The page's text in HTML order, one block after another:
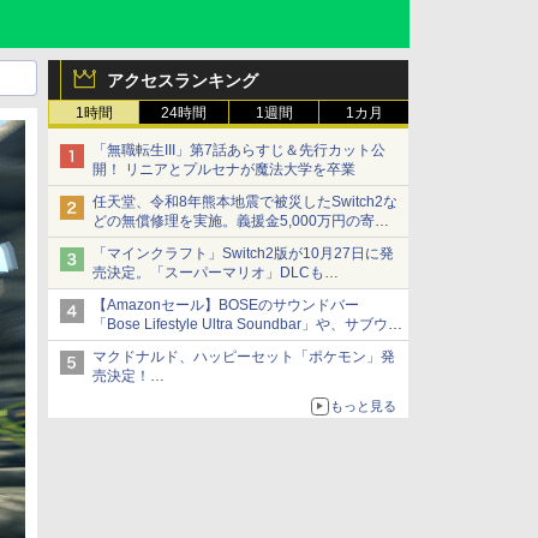
アクセスランキング
1時間 24時間 1週間 1カ月
「無職転生III」第7話あらすじ＆先行カット公
開！ リニアとプルセナが魔法大学を卒業
任天堂、令和8年熊本地震で被災したSwitch2な
どの無償修理を実施。義援金5,000万円の寄付
も発表
「マインクラフト」Switch2版が10月27日に発
売決定。「スーパーマリオ」DLCも
Switch版からのアップグレードも可能に
【Amazonセール】BOSEのサウンドバー
「Bose Lifestyle Ultra Soundbar」や、サブウー
ファー「Bose Lifestyle Ultra Subwoofer」など
お買い得！
マクドナルド、ハッピーセット「ポケモン」発
売決定！
ポケモン30周年記念で30匹が大集合
もっと見る